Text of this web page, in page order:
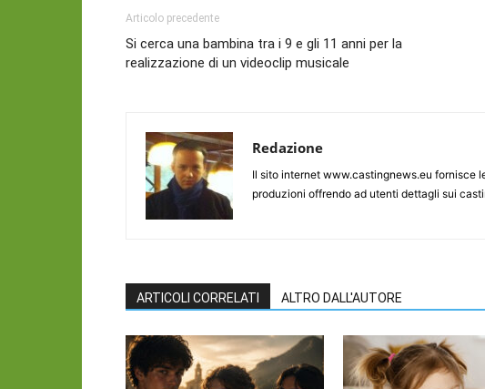
Articolo precedente
Si cerca una bambina tra i 9 e gli 11 anni per la
realizzazione di un videoclip musicale
Redazione
Il sito internet www.castingnews.eu fornisce
produzioni offrendo ad utenti dettagli sui
ARTICOLI CORRELATI ALTRO DALL'AUTORE